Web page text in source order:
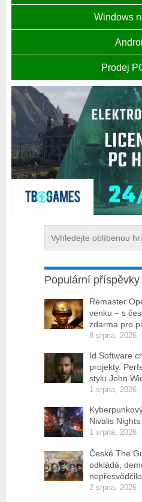
Windows
Prodej
Populární příspěvky
Remaster
venku – s
zdarma pro
8 srpna, 2026
Id Software
projekty.
stylu John
1 srpna, 2026
Nivalis
1 srpna, 2026
České The
odkládá,
nepřesvědčilo
2 srpna, 2026